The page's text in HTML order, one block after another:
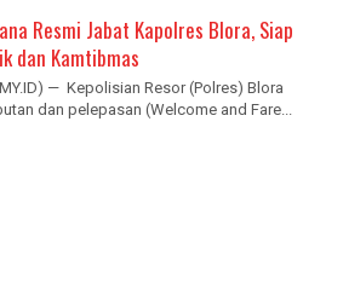
Resmi Jabat Kapolres Blora, Siap
dan Kamtibmas
— Kepolisian Resor (Polres) Blora
dan pelepasan (Welcome and Fare...